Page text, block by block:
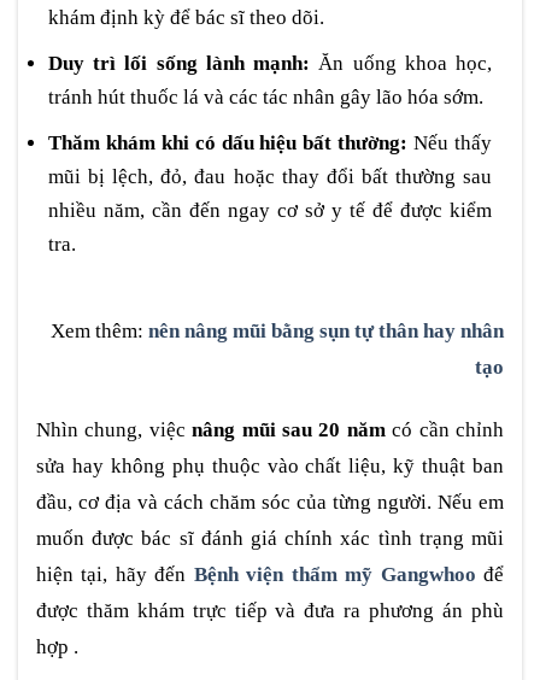
khám định kỳ để bác sĩ theo dõi.
Duy trì lối sống lành mạnh: Ăn uống khoa học,
tránh hút thuốc lá và các tác nhân gây lão hóa sớm.
Thăm khám khi có dấu hiệu bất thường: Nếu thấy
mũi bị lệch, đỏ, đau hoặc thay đổi bất thường sau
nhiều năm, cần đến ngay cơ sở y tế để được kiểm
tra.
Xem thêm: nên nâng mũi bằng sụn tự thân hay nhân
tạo
Nhìn chung, việcnâng mũi sau 20 nămcó cần chỉnh
sửa hay không phụ thuộc vào chất liệu, kỹ thuật ban
đầu, cơ địa và cách chăm sóc của từng người. Nếu em
muốn được bác sĩ đánh giá chính xác tình trạng mũi
hiện tại, hãy đến Bệnh viện thẩm mỹ Gangwhoo để
được thăm khám trực tiếp và đưa ra phương án phù
hợp .